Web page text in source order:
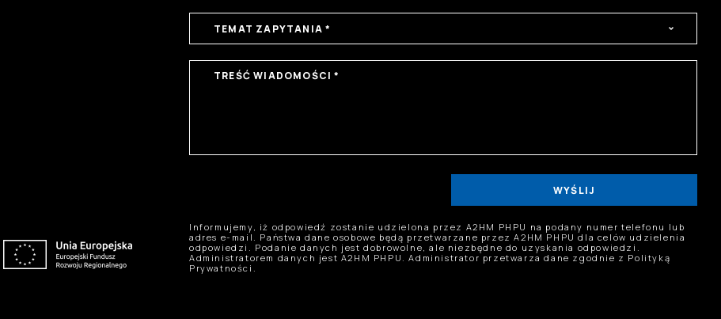
WYŚLIJ
Informujemy, iż odpowiedź zostanie udzielona przez A2HM PHPU na podany numer telefonu lub
adres e-mail. Państwa dane osobowe będą przetwarzane przez A2HM PHPU dla celów udzielenia
odpowiedzi. Podanie danych jest dobrowolne, ale niezbędne do uzyskania odpowiedzi.
Administratorem danych jest A2HM PHPU. Administrator przetwarza dane zgodnie z Polityką
Prywatności.